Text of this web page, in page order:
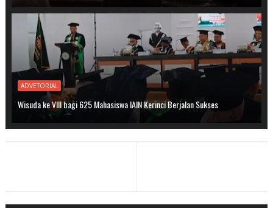
ADVETORIAL
Wisuda ke VIII bagi 625 Mahasiswa IAIN Kerinci Berjalan Sukses